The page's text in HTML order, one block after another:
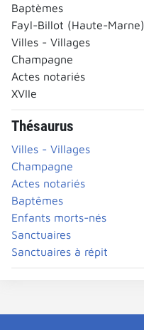
Baptèmes
Fayl-Billot (Haute-Marne)
Villes - Villages
Champagne
Actes notariés
XVIIe
Thésaurus
Villes - Villages
Champagne
Actes notariés
Baptêmes
Enfants morts-nés
Sanctuaires
Sanctuaires à répit